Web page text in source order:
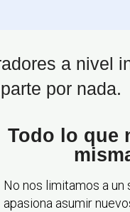
a nivel
por nada.
Todo lo que
No nos limitamos a un
apasiona asumir